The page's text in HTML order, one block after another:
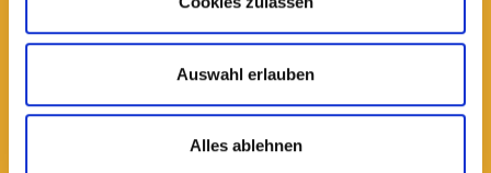
Auswahl erlauben
Alles ablehnen
Gesundheit Nord gGmbH | Klinikverbund Bremen
Kurfürstenallee 130
Postanschrift: